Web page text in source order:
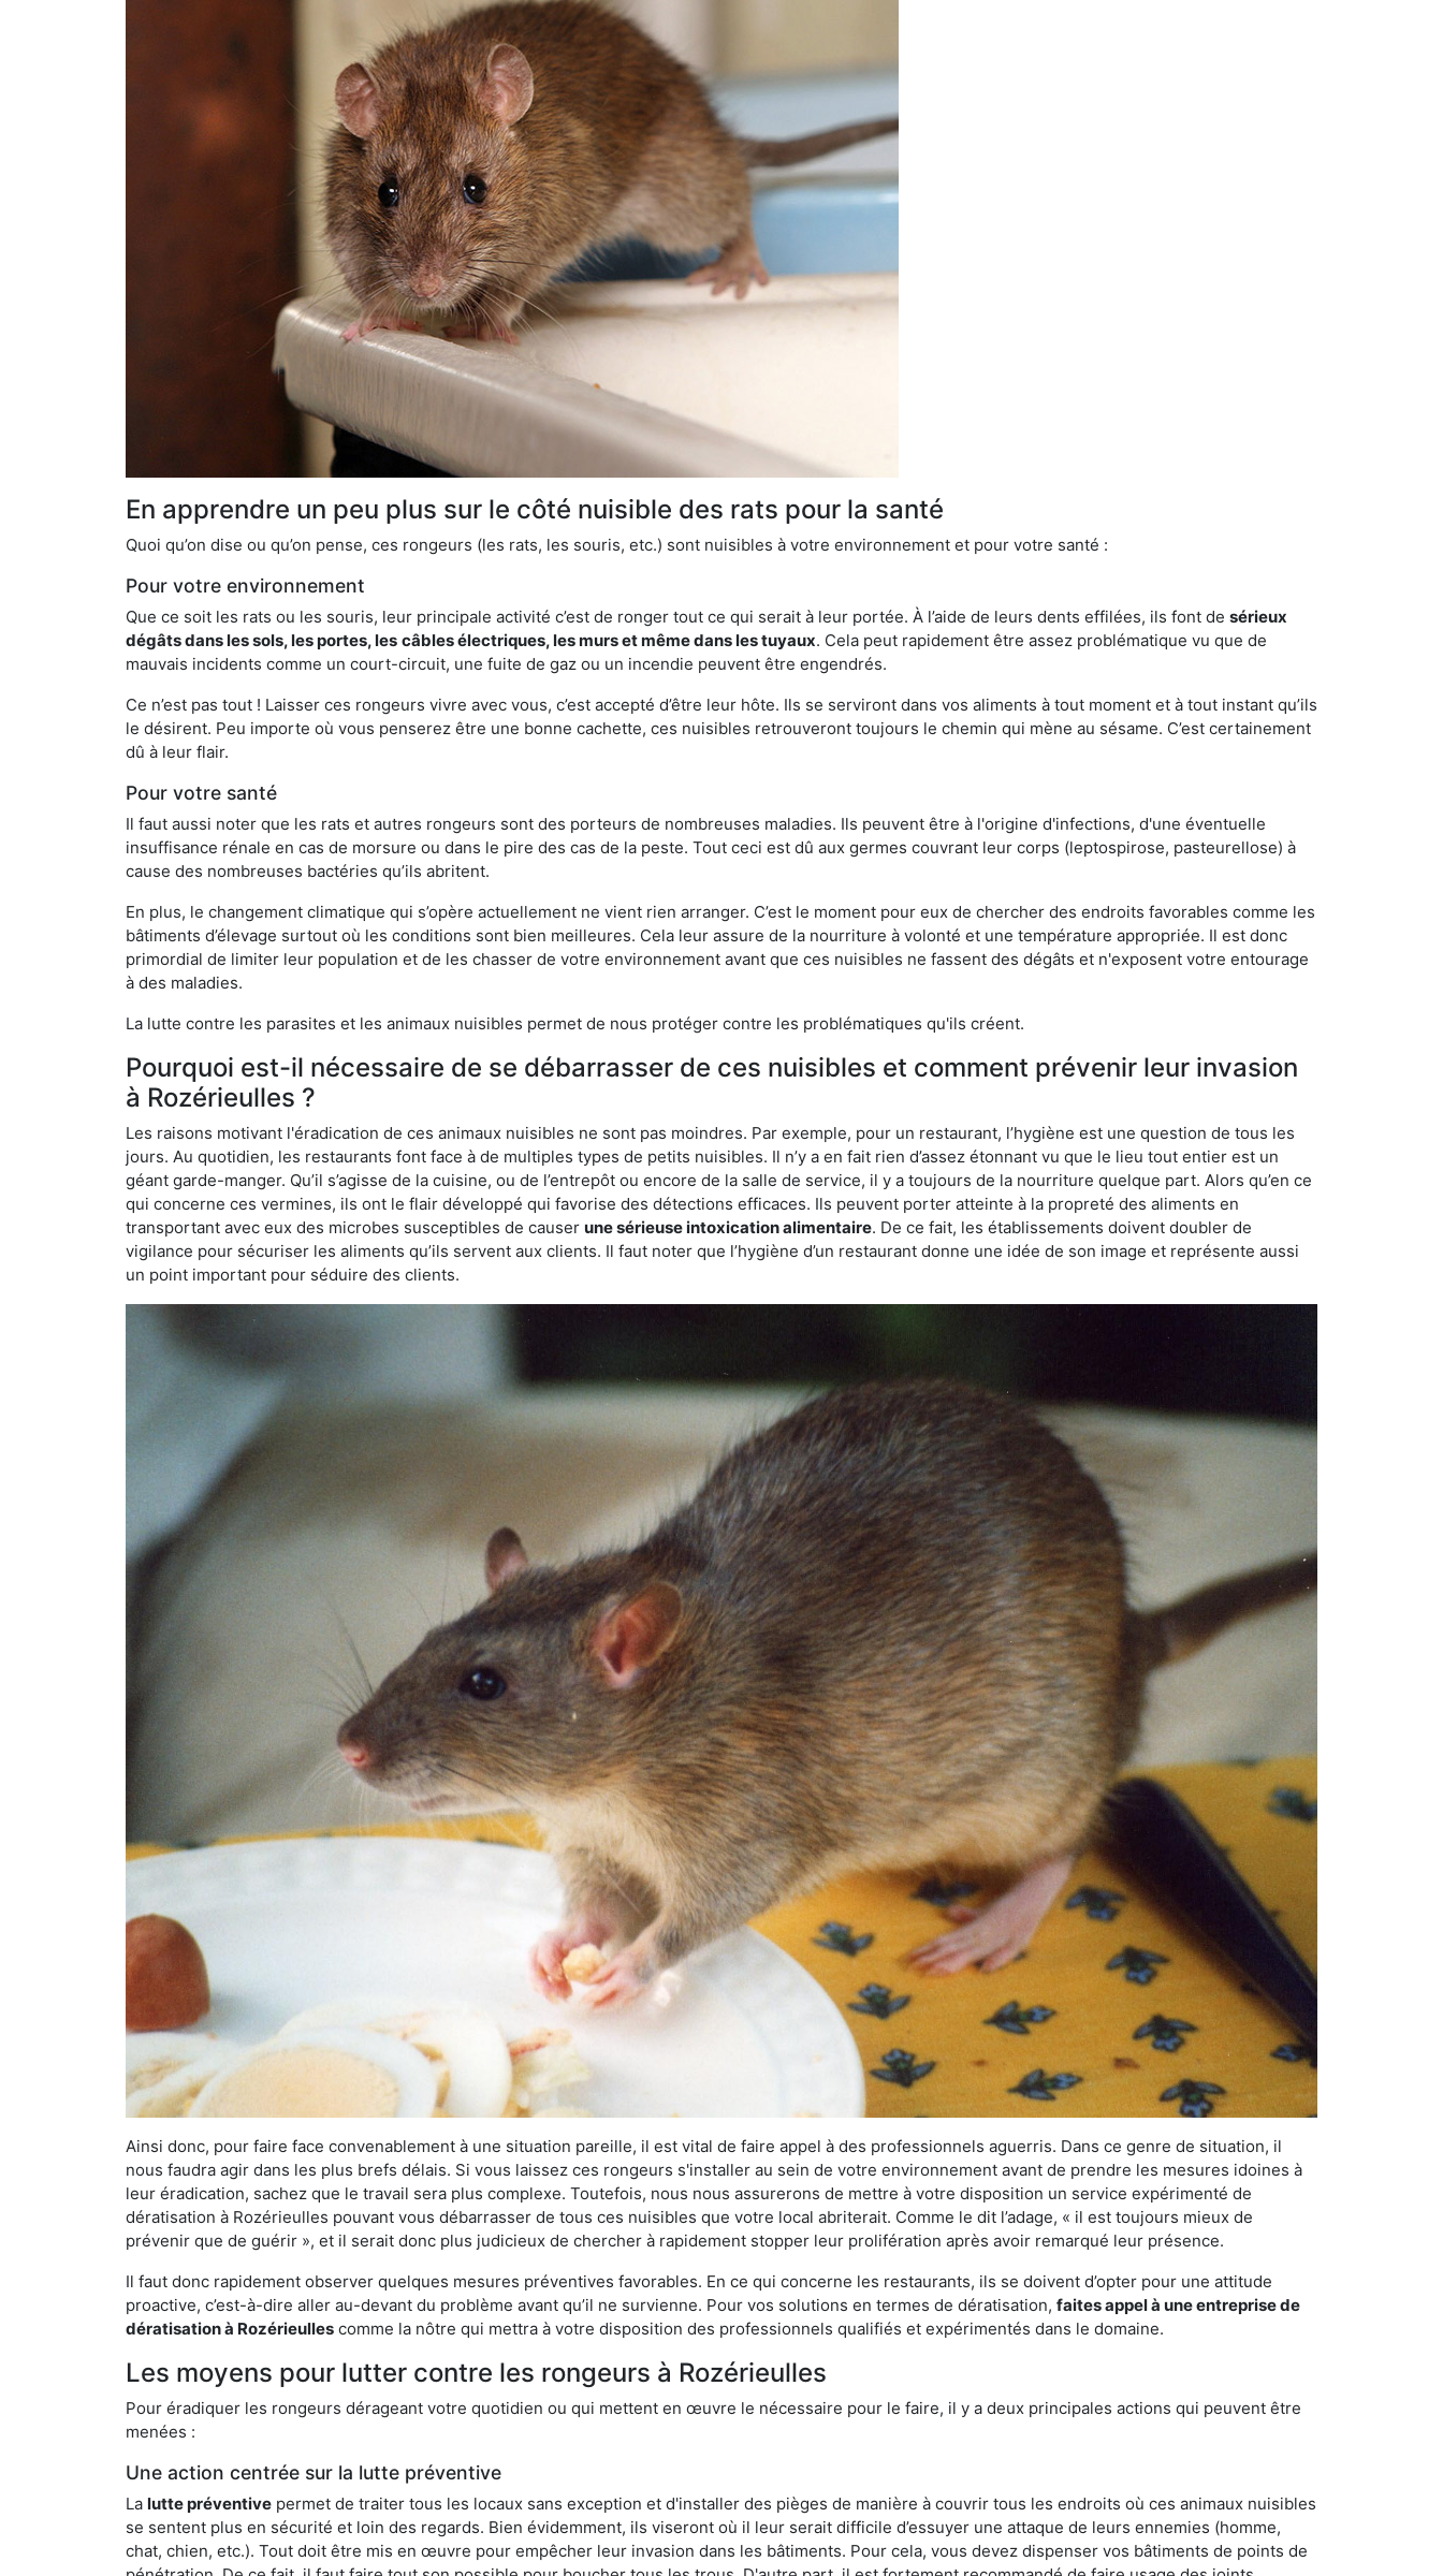
En apprendre un peu plus sur le côté nuisible des rats pour la santé
Quoi qu’on dise ou qu’on pense, ces rongeurs (les rats, les souris, etc.) sont nuisibles à votre environnement et pour votre santé :
Pour votre environnement
Que ce soit les rats ou les souris, leur principale activité c’est de ronger tout ce qui serait à leur portée. À l’aide de leurs dents effilées, ils font de sérieux
dégâts dans les sols, les portes, les câbles électriques, les murs et même dans les tuyaux. Cela peut rapidement être assez problématique vu que de
mauvais incidents comme un court-circuit, une fuite de gaz ou un incendie peuvent être engendrés.
Ce n’est pas tout ! Laisser ces rongeurs vivre avec vous, c’est accepté d’être leur hôte. Ils se serviront dans vos aliments à tout moment et à tout instant qu’ils
le désirent. Peu importe où vous penserez être une bonne cachette, ces nuisibles retrouveront toujours le chemin qui mène au sésame. C’est certainement
dû à leur flair.
Pour votre santé
Il faut aussi noter que les rats et autres rongeurs sont des porteurs de nombreuses maladies. Ils peuvent être à l'origine d'infections, d'une éventuelle
insuffisance rénale en cas de morsure ou dans le pire des cas de la peste. Tout ceci est dû aux germes couvrant leur corps (leptospirose, pasteurellose) à
cause des nombreuses bactéries qu’ils abritent.
En plus, le changement climatique qui s’opère actuellement ne vient rien arranger. C’est le moment pour eux de chercher des endroits favorables comme les
bâtiments d’élevage surtout où les conditions sont bien meilleures. Cela leur assure de la nourriture à volonté et une température appropriée. Il est donc
primordial de limiter leur population et de les chasser de votre environnement avant que ces nuisibles ne fassent des dégâts et n'exposent votre entourage
à des maladies.
La lutte contre les parasites et les animaux nuisibles permet de nous protéger contre les problématiques qu'ils créent.
Pourquoi est-il nécessaire de se débarrasser de ces nuisibles et comment prévenir leur invasion
à Rozérieulles ?
Les raisons motivant l'éradication de ces animaux nuisibles ne sont pas moindres. Par exemple, pour un restaurant, l’hygiène est une question de tous les
jours. Au quotidien, les restaurants font face à de multiples types de petits nuisibles. Il n’y a en fait rien d’assez étonnant vu que le lieu tout entier est un
géant garde-manger. Qu’il s’agisse de la cuisine, ou de l’entrepôt ou encore de la salle de service, il y a toujours de la nourriture quelque part. Alors qu’en ce
qui concerne ces vermines, ils ont le flair développé qui favorise des détections efficaces. Ils peuvent porter atteinte à la propreté des aliments en
transportant avec eux des microbes susceptibles de causer une sérieuse intoxication alimentaire. De ce fait, les établissements doivent doubler de
vigilance pour sécuriser les aliments qu’ils servent aux clients. Il faut noter que l’hygiène d’un restaurant donne une idée de son image et représente aussi
un point important pour séduire des clients.
Ainsi donc, pour faire face convenablement à une situation pareille, il est vital de faire appel à des professionnels aguerris. Dans ce genre de situation, il
nous faudra agir dans les plus brefs délais. Si vous laissez ces rongeurs s'installer au sein de votre environnement avant de prendre les mesures idoines à
leur éradication, sachez que le travail sera plus complexe. Toutefois, nous nous assurerons de mettre à votre disposition un service expérimenté de
dératisation à Rozérieulles pouvant vous débarrasser de tous ces nuisibles que votre local abriterait. Comme le dit l’adage, « il est toujours mieux de
prévenir que de guérir », et il serait donc plus judicieux de chercher à rapidement stopper leur prolifération après avoir remarqué leur présence.
Il faut donc rapidement observer quelques mesures préventives favorables. En ce qui concerne les restaurants, ils se doivent d’opter pour une attitude
proactive, c’est-à-dire aller au-devant du problème avant qu’il ne survienne. Pour vos solutions en termes de dératisation, faites appel à une entreprise de
dératisation à Rozérieulles comme la nôtre qui mettra à votre disposition des professionnels qualifiés et expérimentés dans le domaine.
Les moyens pour lutter contre les rongeurs à Rozérieulles
Pour éradiquer les rongeurs dérageant votre quotidien ou qui mettent en œuvre le nécessaire pour le faire, il y a deux principales actions qui peuvent être
menées :
Une action centrée sur la lutte préventive
La lutte préventive permet de traiter tous les locaux sans exception et d'installer des pièges de manière à couvrir tous les endroits où ces animaux nuisibles
se sentent plus en sécurité et loin des regards. Bien évidemment, ils viseront où il leur serait difficile d’essuyer une attaque de leurs ennemies (homme,
chat, chien, etc.). Tout doit être mis en œuvre pour empêcher leur invasion dans les bâtiments. Pour cela, vous devez dispenser vos bâtiments de points de